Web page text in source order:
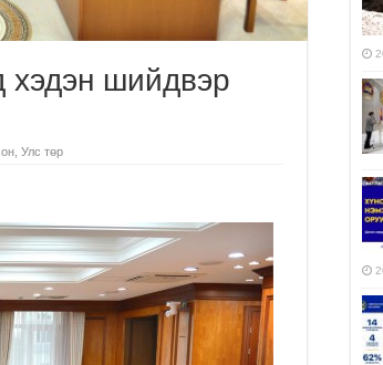
хэдэн шийдвэр
Улс төр